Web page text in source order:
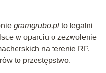
gramgrubo.pl to legalni
w oparciu o zezwolenie
na terenie RP.
to przestępstwo.